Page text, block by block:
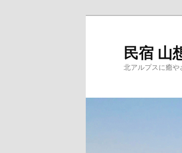
民宿 山
北アルプスに癒